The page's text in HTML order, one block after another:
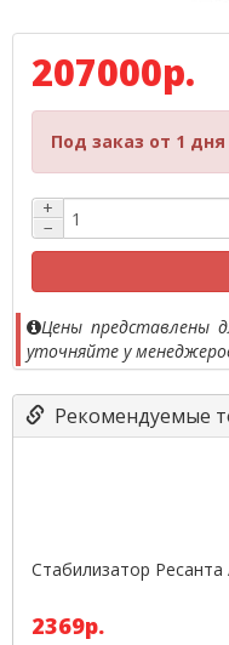
207000р.
Под заказ от 1 дня
+
−
Цены представлены
уточняйте у
Рекомендуемые
Стабилизатор
2369р.